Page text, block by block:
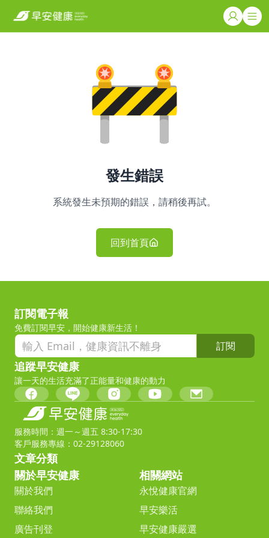
發生錯誤
系統發生未預期的錯誤，請稍後再試。
回到首頁
訂閱電子報
免費訂閱早安，開始健康新生活！
訂閱
追蹤早安健康
讓一天的生活充滿了正能量和健康的動力
服務時間：週一～週五 8:30-17:30
客戶服務專線：02-29128060
文章分類
關於早安健康
關於我們
聯絡我們
廣告刊登
相關網站
永悅健康官網
早安樂活
早安健康嚴選